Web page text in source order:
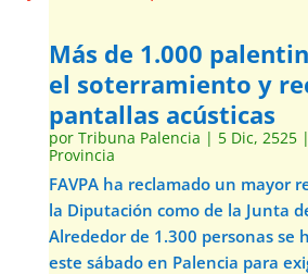
Más de 1.000
el soterramiento y
pantallas acústicas
por Tribuna Palencia | 5 Dic, 2525|
Provincia
FAVPA ha reclamado un mayor
la Diputación como de la Junta
Alrededor de 1.300 personas se
este sábado en Palencia para